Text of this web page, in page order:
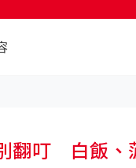
翻叮 白飯、